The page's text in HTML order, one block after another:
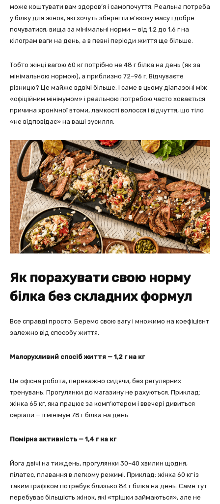
може коштувати вам здоров’я і самопочуття. Реальна потреба
у білку для жінок, які хочуть зберегти м’язову масу і добре
почуватися, вища за мінімальні норми — від 1,2 до 1,6 г на
кілограм ваги на день, а в певні періоди життя ще більше.
Тобто жінці вагою 60 кг потрібно не 48 г білка на день (як за
мінімальною нормою), а приблизно 72–96 г. Відчуваєте
різницю? Це майже вдвічі більше. І саме в цьому діапазоні між
«офіційним мінімумом» і реальною потребою часто ховається
причина хронічної втоми, ламкості волосся і відчуття, що тіло
«не відповідає» на ваші зусилля.
Як порахувати свою норму
білка без складних формул
Все справді просто. Беремо свою вагу і множимо на коефіцієнт
залежно від способу життя.
Малорухливий спосіб життя — 1,2 г на кг
Це офісна робота, переважно сидячи, без регулярних
тренувань. Прогулянки до магазину не рахуються. Приклад:
жінка 65 кг, яка працює за комп’ютером і ввечері дивиться
серіали — її мінімум 78 г білка на день.
Помірна активність — 1,4 г на кг
Йога двічі на тиждень, прогулянки 30–40 хвилин щодня,
пілатес, плавання в легкому режимі. Приклад: жінка 60 кг із
таким графіком потребує близько 84 г білка на день. Саме тут
перебуває більшість жінок, які «трішки займаються», але не